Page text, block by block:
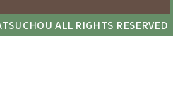
ALL RIGHTS RESERVED